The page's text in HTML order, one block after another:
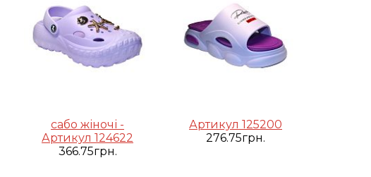
сабо жіночі -
Артикул 124622
366.75грн.
Артикул 125200
276.75грн.